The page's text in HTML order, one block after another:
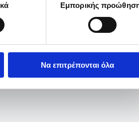
Εμπορικής
Να επιτρέπονται όλα